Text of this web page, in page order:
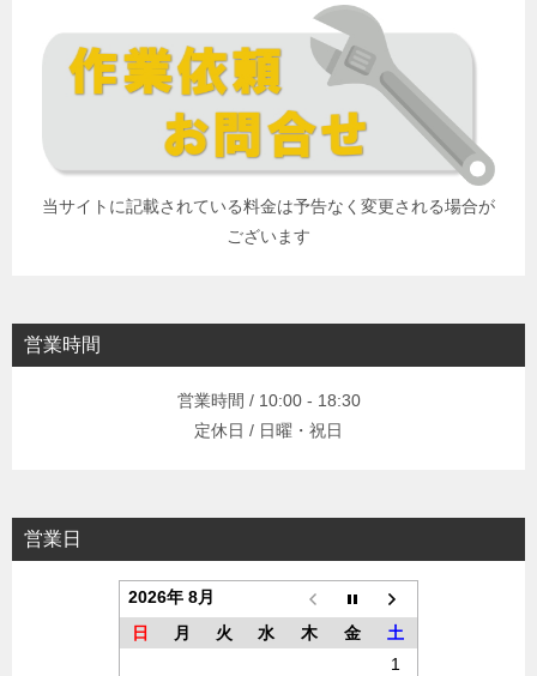
当サイトに記載されている料金は予告なく変更される場合が
ございます
営業時間
営業時間 / 10:00 - 18:30
定休日 / 日曜・祝日
営業日
2026年 8月
日
月 火 水 木 金
土
1